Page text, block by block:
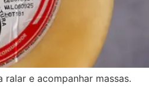
e acompanhar massas.